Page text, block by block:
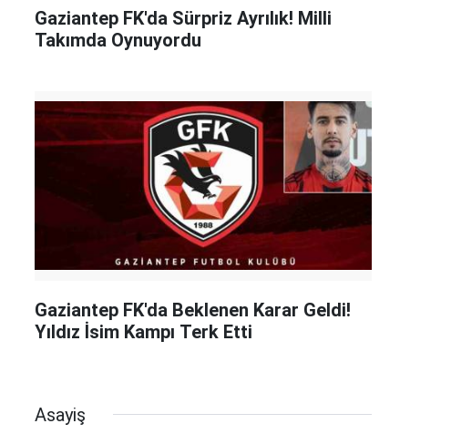
Gaziantep FK'da Sürpriz Ayrılık! Milli
Takımda Oynuyordu
Gaziantep FK'da Beklenen Karar Geldi!
Yıldız İsim Kampı Terk Etti
Asayiş